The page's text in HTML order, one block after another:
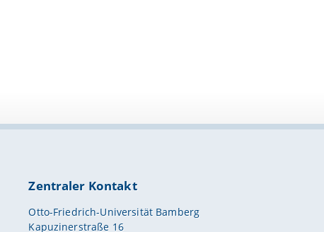
Zentraler Kontakt
Otto-Friedrich-Universität Bamberg
Kapuzinerstraße 16